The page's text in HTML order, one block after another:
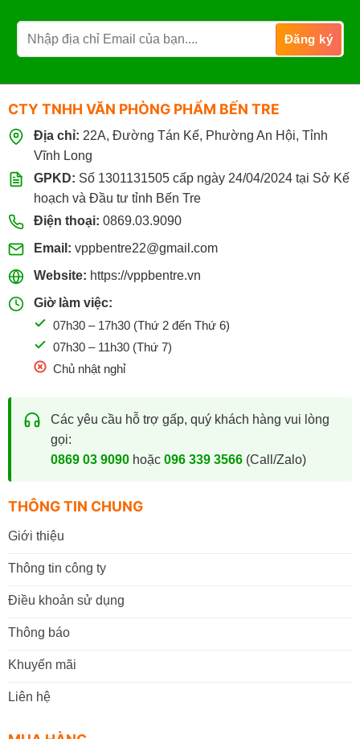
CTY TNHH VĂN PHÒNG PHẨM BẾN TRE
Địa chỉ: 22A, Đường Tán Kế, Phường An Hội, Tỉnh
Vĩnh Long
GPKD: Số 1301131505 cấp ngày 24/04/2024 tại Sở Kế
hoạch và Đầu tư tỉnh Bến Tre
Điện thoại: 0869.03.9090
Email: vppbentre22@gmail.com
Website: https://vppbentre.vn
Giờ làm việc:
07h30 – 17h30 (Thứ 2 đến Thứ 6)
07h30 – 11h30 (Thứ 7)
Chủ nhật nghỉ
Các yêu cầu hỗ trợ gấp, quý khách hàng vui lòng
gọi:
0869 03 9090hoặc 096 339 3566(Call/Zalo)
THÔNG TIN CHUNG
Giới thiệu
Thông tin công ty
Điều khoản sử dụng
Thông báo
Khuyến mãi
Liên hệ